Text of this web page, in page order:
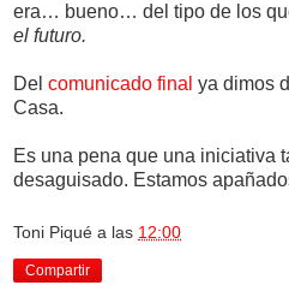
era… bueno… del tipo de los
el futuro.
Del comunicado final ya dimos
Casa.
Es una pena que una iniciativa
desaguisado. Estamos
Toni Piqué a las 12:00
Compartir